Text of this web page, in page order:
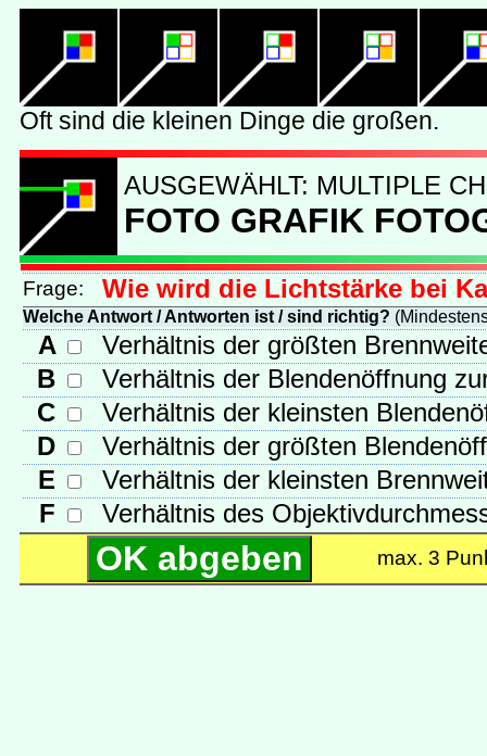
AUSGEWÄHLT: MULTIPLE
FOTO GRAFIK
Frage: Wie wird die Lichtstärke bei
Welche Antwort / Antworten ist / sind richtig?
A
Verhältnis der größten
B
Verhältnis der Blendenöffnung
C
Verhältnis der kleinsten
D
Verhältnis der größten
E
Verhältnis der kleinsten
F
Verhältnis des
max. 3